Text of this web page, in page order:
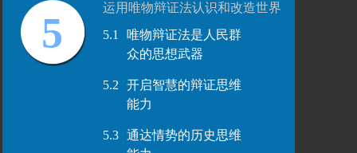
5
运用唯物辩证法认识和改造世界
5.1
唯物辩证法是人民群
众的思想武器
5.2
开启智慧的辩证思维
能力
5.3
通达情势的历史思维